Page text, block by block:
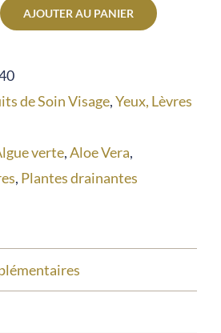
AJOUTER AU PANIER
de Soin Visage,Yeux, Lèvres
verte,Aloe Vera,
, Plantes drainantes